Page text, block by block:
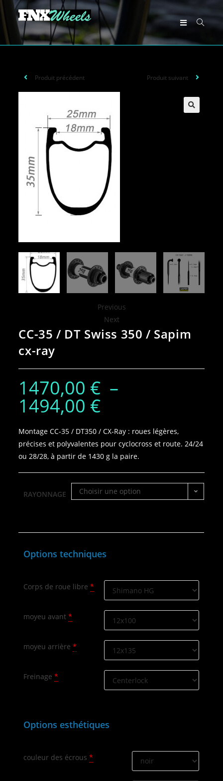
Produit précédent Produit suivant
Previous
Next
CC-35 / DT Swiss 350 / Sapim
cx-ray
1470,00 € –
1494,00 €
Montage CC‑35 / DT350 / CX‑Ray : roues légères,
précises et polyvalentes pour cyclocross et route. 24/24
ou 28/28, à partir de 1430 g la paire.
RAYONNAGE Choisir une option
Options techniques
Corps de roue libre *
moyeu avant *
moyeu arrière *
Freinage *
Options esthétiques
couleur des écrous *